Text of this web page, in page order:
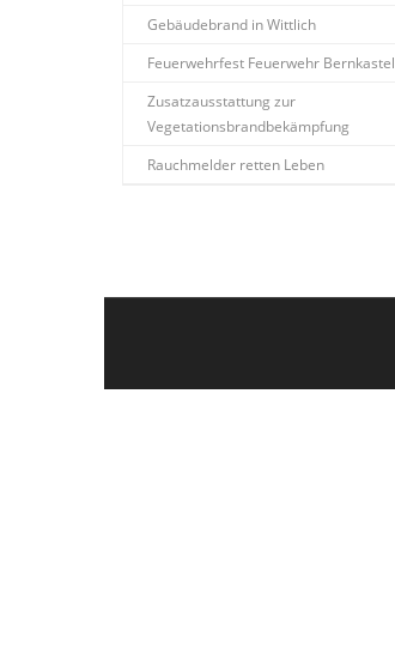
Gebäudebrand in Wittlich
Feuerwehrfest Feuerwehr Bernkastel
Zusatzausstattung zur
Vegetationsbrandbekämpfung
Rauchmelder retten Leben